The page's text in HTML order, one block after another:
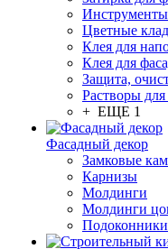
Инструменты
Цветные
Клея для
Клея для
Защита,
Растворы
+ ЕЩЕ 1
Фасадный декор
Замковые
Карнизы
Молдинги
Молдинги
Подоконники